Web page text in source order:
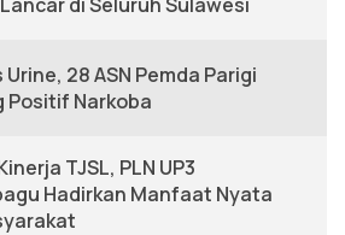
Urine, 28 ASN Pemda Parigi
Positif Narkoba
TJSL, PLN UP3
Hadirkan Manfaat Nyata